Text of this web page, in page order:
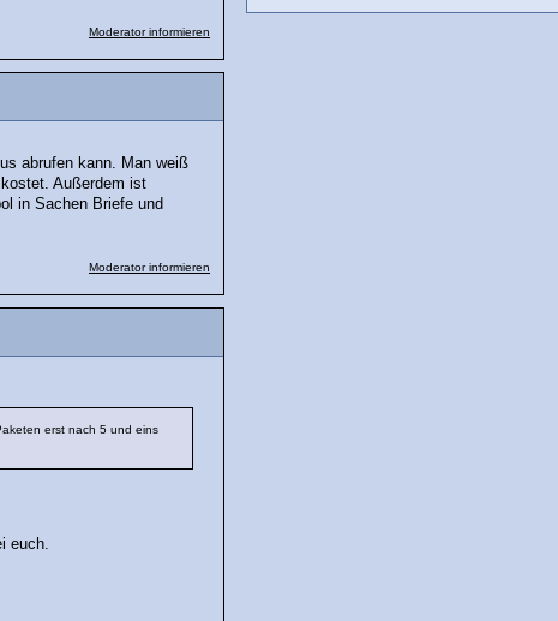
Moderator informieren
abrufen kann. Man weiß
Außerdem ist
in Sachen Briefe und
Moderator informieren
erst nach 5 und eins
euch.